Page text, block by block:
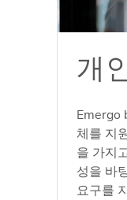
개
Emergo
체를 지
을 가지
성을 바
요구를